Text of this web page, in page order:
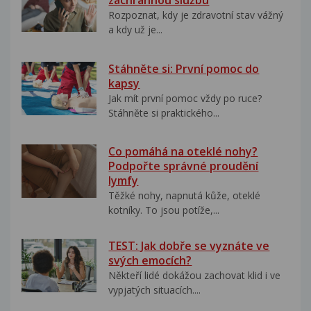
Rozpoznat, kdy je zdravotní stav vážný
a kdy už je...
Stáhněte si: První pomoc do
kapsy
Jak mít první pomoc vždy po ruce?
Stáhněte si praktického...
Co pomáhá na oteklé nohy?
Podpořte správné proudění
lymfy
Těžké nohy, napnutá kůže, oteklé
kotníky. To jsou potíže,...
TEST: Jak dobře se vyznáte ve
svých emocích?
Někteří lidé dokážou zachovat klid i ve
vypjatých situacích....